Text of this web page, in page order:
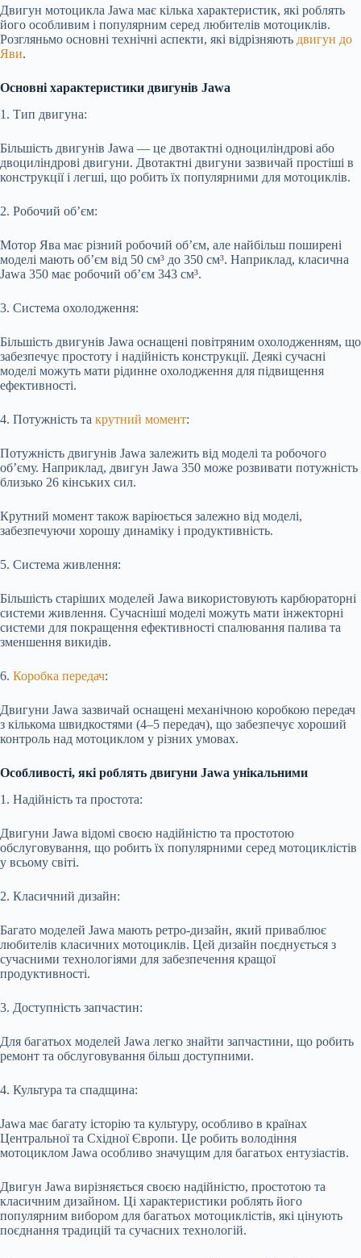
Двигун мотоцикла Jawa має кілька характеристик, які роблять
його особливим і популярним серед любителів мотоциклів.
Розгляньмо основні технічні аспекти, які відрізняють двигун до
Яви.
Основні характеристики двигунів Jawa
1. Тип двигуна:
Більшість двигунів Jawa — це двотактні одноциліндрові або
двоциліндрові двигуни. Двотактні двигуни зазвичай простіші в
конструкції і легші, що робить їх популярними для мотоциклів.
2. Робочий об’єм:
Мотор Ява має різний робочий об’єм, але найбільш поширені
моделі мають об’єм від 50 см³ до 350 см³. Наприклад, класична
Jawa 350 має робочий об’єм 343 см³.
3. Система охолодження:
Більшість двигунів Jawa оснащені повітряним охолодженням, що
забезпечує простоту і надійність конструкції. Деякі сучасні
моделі можуть мати рідинне охолодження для підвищення
ефективності.
4. Потужність та крутний момент:
Потужність двигунів Jawa залежить від моделі та робочого
об’єму. Наприклад, двигун Jawa 350 може розвивати потужність
близько 26 кінських сил.
Крутний момент також варіюється залежно від моделі,
забезпечуючи хорошу динаміку і продуктивність.
5. Система живлення:
Більшість старіших моделей Jawa використовують карбюраторні
системи живлення. Сучасніші моделі можуть мати інжекторні
системи для покращення ефективності спалювання палива та
зменшення викидів.
6. Коробка передач:
Двигуни Jawa зазвичай оснащені механічною коробкою передач
з кількома швидкостями (4–5 передач), що забезпечує хороший
контроль над мотоциклом у різних умовах.
Особливості, які роблять двигуни Jawa унікальними
1. Надійність та простота:
Двигуни Jawa відомі своєю надійністю та простотою
обслуговування, що робить їх популярними серед мотоциклістів
у всьому світі.
2. Класичний дизайн:
Багато моделей Jawa мають ретро-дизайн, який приваблює
любителів класичних мотоциклів. Цей дизайн поєднується з
сучасними технологіями для забезпечення кращої
продуктивності.
3. Доступність запчастин:
Для багатьох моделей Jawa легко знайти запчастини, що робить
ремонт та обслуговування більш доступними.
4. Культура та спадщина:
Jawa має багату історію та культуру, особливо в країнах
Центральної та Східної Європи. Це робить володіння
мотоциклом Jawa особливо значущим для багатьох ентузіастів.
Двигун Jawa вирізняється своєю надійністю, простотою та
класичним дизайном. Ці характеристики роблять його
популярним вибором для багатьох мотоциклістів, які цінують
поєднання традицій та сучасних технологій.